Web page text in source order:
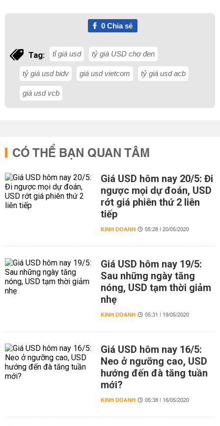
0Chia sẻ
Tag: tỉ giá usd tỷ giá USD chợ đen
tỷ giá usd bidv giá usd vietcom tỷ giá usd acb
giá usd vcb
CÓ THỂ BẠN QUAN TÂM
Giá USD hôm nay 20/5: Đi
ngược mọi dự đoán, USD
rớt giá phiên thứ 2 liên
tiếp
KINH DOANH 05:28 | 20/05/2020
Giá USD hôm nay 19/5:
Sau những ngày tăng
nóng, USD tạm thời giảm
nhẹ
KINH DOANH 05:31 | 19/05/2020
Giá USD hôm nay 16/5:
Neo ở ngưỡng cao, USD
hướng đến đà tăng tuần
mới?
KINH DOANH 05:38 | 16/05/2020